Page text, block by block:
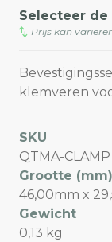
Selecteer
Prijs kan
klemveren
SKU
QTMA-CLAMP
Grootte
46,00mm x
Gewicht
0,13 kg